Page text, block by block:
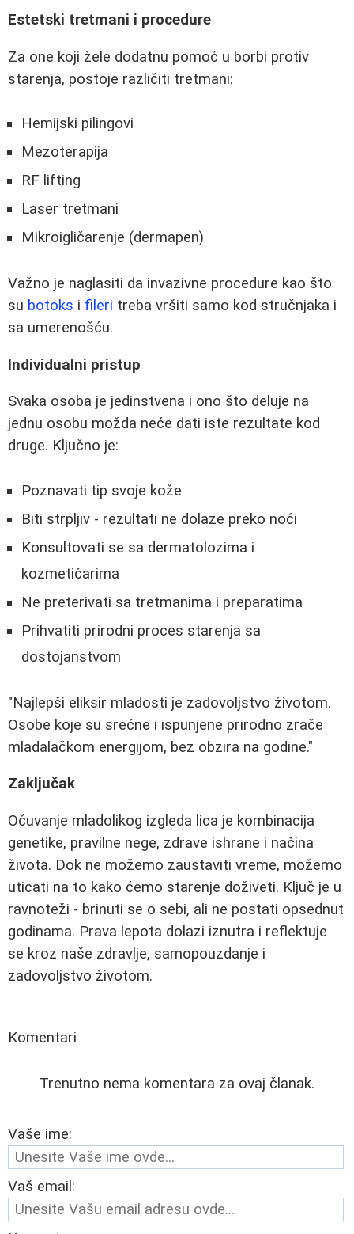
Estetski tretmani i procedure
Za one koji žele dodatnu pomoć u borbi protiv
starenja, postoje različiti tretmani:
Hemijski pilingovi
Mezoterapija
RF lifting
Laser tretmani
Mikroigličarenje (dermapen)
Važno je naglasiti da invazivne procedure kao što
su botoks i fileri treba vršiti samo kod stručnjaka i
sa umerenošću.
Individualni pristup
Svaka osoba je jedinstvena i ono što deluje na
jednu osobu možda neće dati iste rezultate kod
druge. Ključno je:
Poznavati tip svoje kože
Biti strpljiv - rezultati ne dolaze preko noći
Konsultovati se sa dermatolozima i
kozmetičarima
Ne preterivati sa tretmanima i preparatima
Prihvatiti prirodni proces starenja sa
dostojanstvom
"Najlepši eliksir mladosti je zadovoljstvo životom.
Osobe koje su srećne i ispunjene prirodno zrače
mladalačkom energijom, bez obzira na godine."
Zaključak
Očuvanje mladolikog izgleda lica je kombinacija
genetike, pravilne nege, zdrave ishrane i načina
života. Dok ne možemo zaustaviti vreme, možemo
uticati na to kako ćemo starenje doživeti. Ključ je u
ravnoteži - brinuti se o sebi, ali ne postati opsednut
godinama. Prava lepota dolazi iznutra i reflektuje
se kroz naše zdravlje, samopouzdanje i
zadovoljstvo životom.
Komentari
Trenutno nema komentara za ovaj članak.
Vaše ime:
Vaš email: